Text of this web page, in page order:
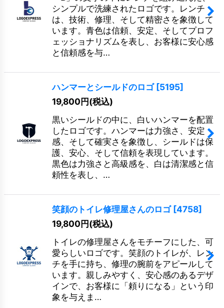
シンプルで洗練されたロゴです。レンチ
は、技術、修理、そして精密さを象徴して
います。青色は信頼、安定、そしてプロフ
ェッショナリズムを表し、お客様に安心感
と信頼感を与…
ハンマーとシールドのロゴ [5195]
19,800円(税込)
黒いシールドの中に、白いハンマーを配置
したロゴです。ハンマーは力強さ、安定
感、そして確実さを象徴し、シールドは保
護、安心、そして信頼を表現しています。
黒色は力強さと高級感を、白は清潔感と信
頼性を表し、…
笑顔のトイレ修理屋さんのロゴ [4758]
19,800円(税込)
トイレの修理屋さんをモチーフにした、可
愛らしいロゴです。笑顔のトイレが、レン
チを手に持ち、修理の腕前をアピールして
います。親しみやすく、安心感のあるデザ
インで、お客様に「頼りになる」という印
象を与えま…